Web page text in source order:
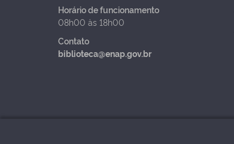
Horário de funcionamento
08h00 às 18h00
Contato
biblioteca@enap.gov.br